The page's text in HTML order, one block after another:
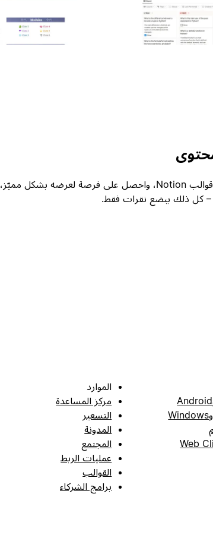
أرسل قالبك إلى معرض قوالب Notion، واحصل على فرصة لعرضه بشكل مميّز،
كل ذلك ببضع نقرات فقط.
Web
الموارد
مركز المساعدة
التسعير
المدونة
المجتمع
عمليات الربط
القوالب
برامج الشركاء